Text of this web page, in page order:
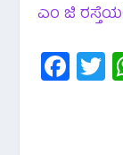
ಎಂ ಜಿ
Fa
c
T